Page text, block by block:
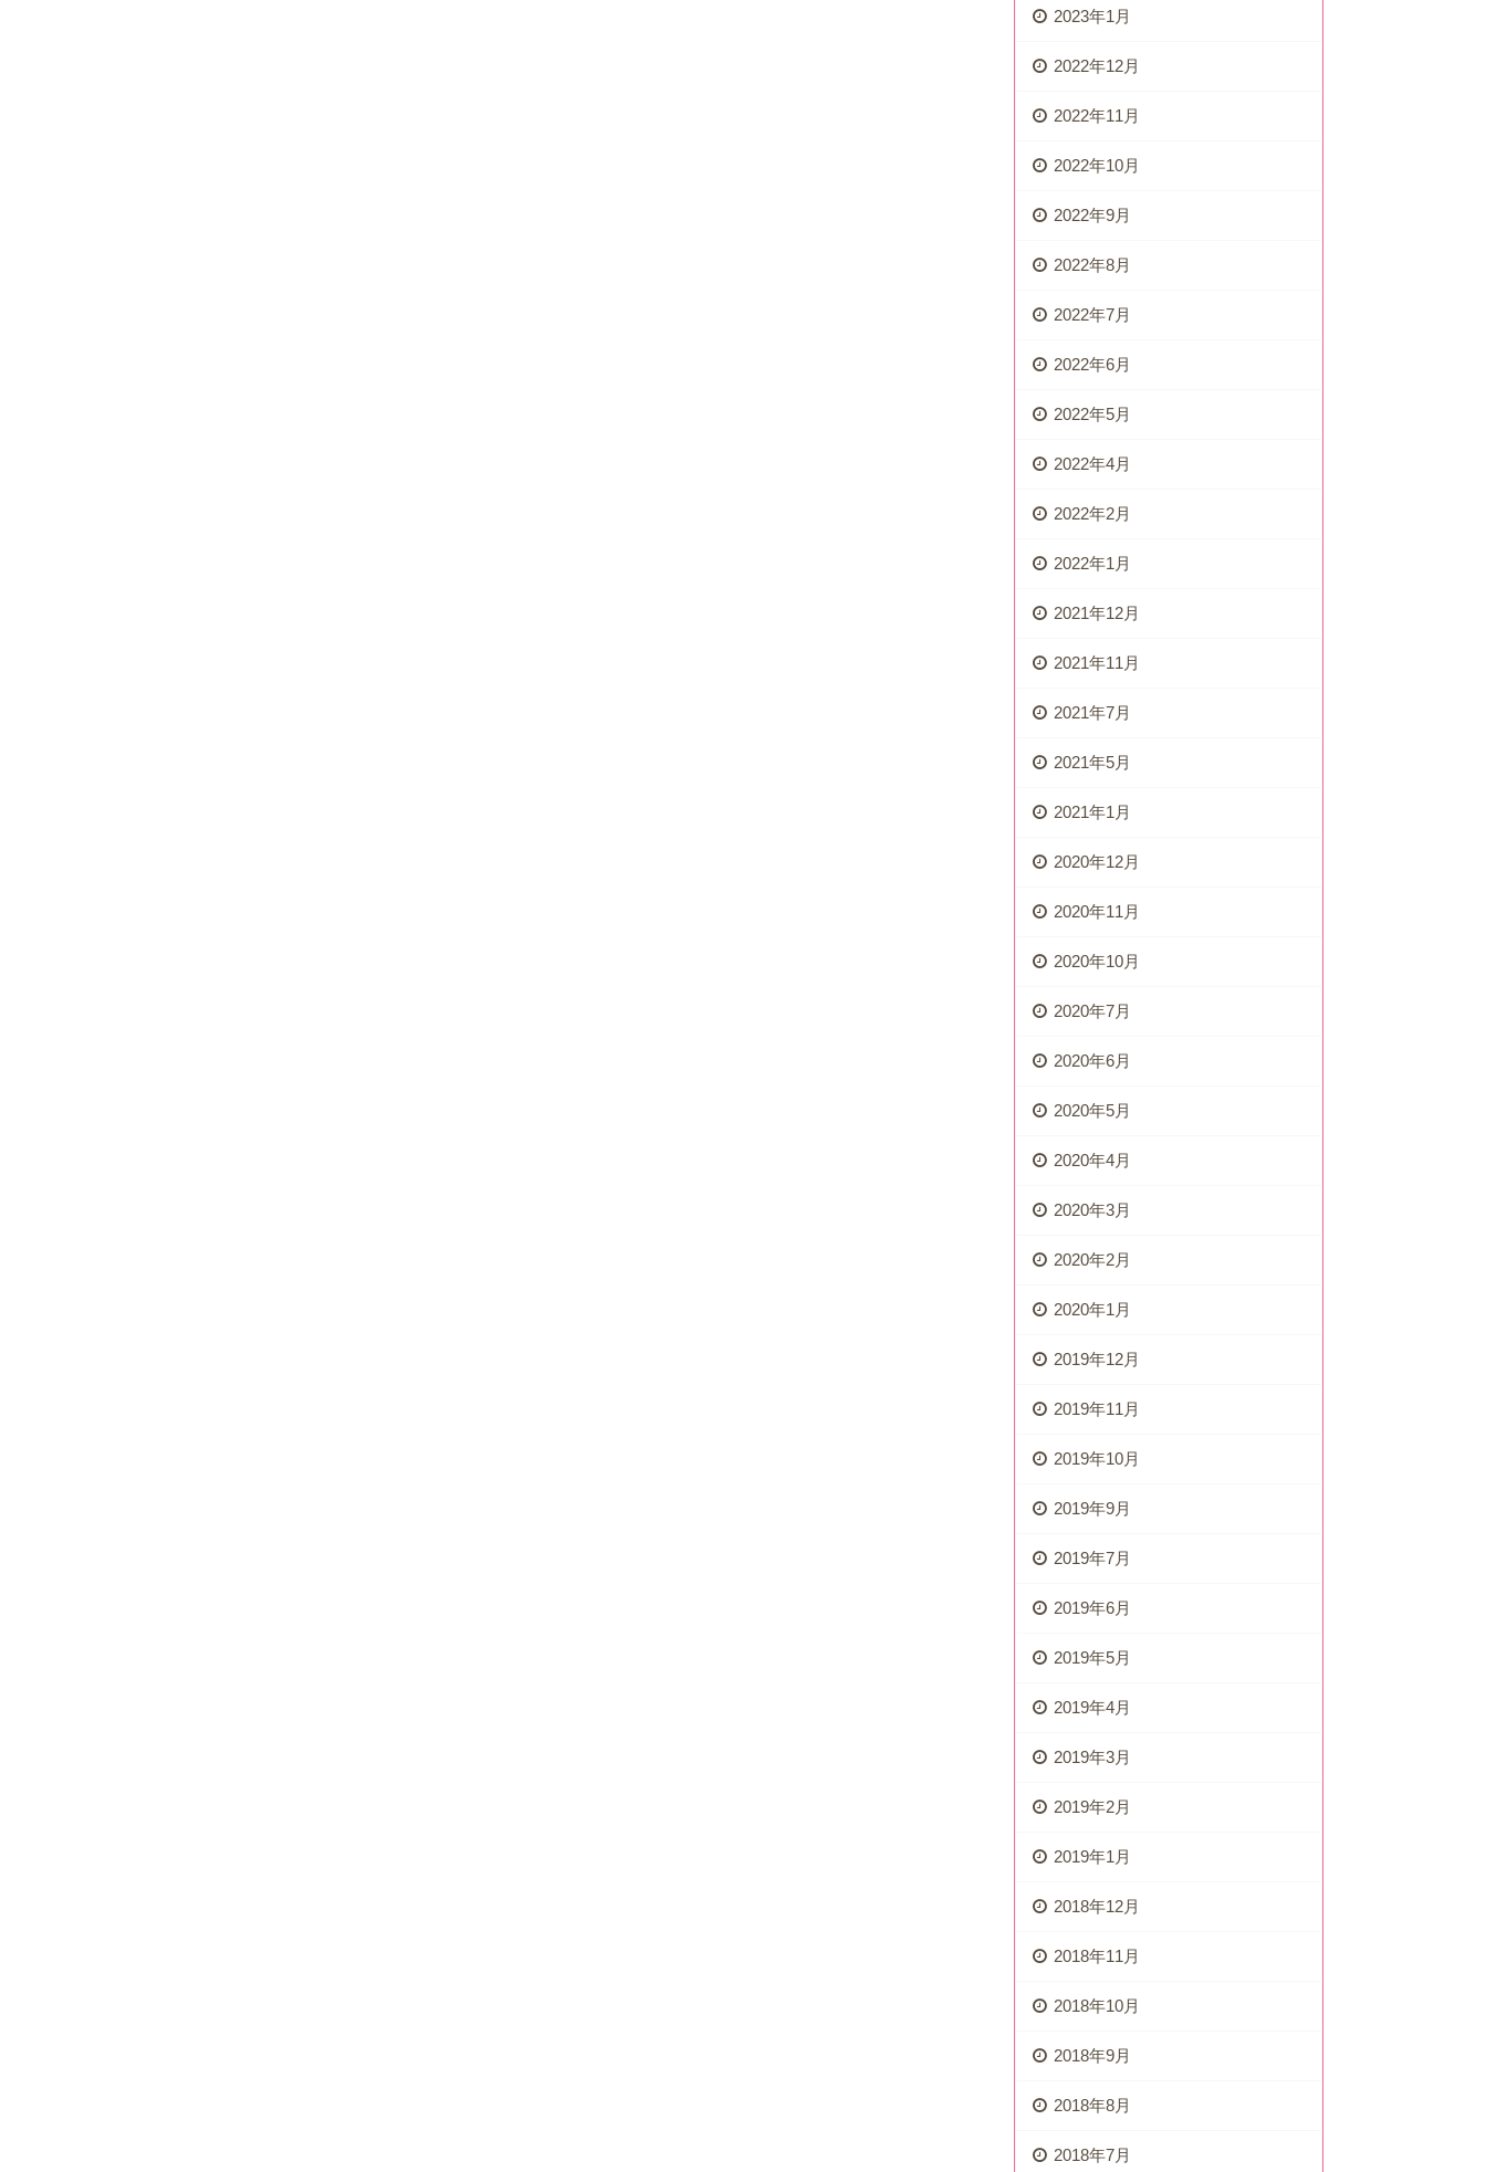
2023年1月
2022年12月
2022年11月
2022年10月
2022年9月
2022年8月
2022年7月
2022年6月
2022年5月
2022年4月
2022年2月
2022年1月
2021年12月
2021年11月
2021年7月
2021年5月
2021年1月
2020年12月
2020年11月
2020年10月
2020年7月
2020年6月
2020年5月
2020年4月
2020年3月
2020年2月
2020年1月
2019年12月
2019年11月
2019年10月
2019年9月
2019年7月
2019年6月
2019年5月
2019年4月
2019年3月
2019年2月
2019年1月
2018年12月
2018年11月
2018年10月
2018年9月
2018年8月
2018年7月